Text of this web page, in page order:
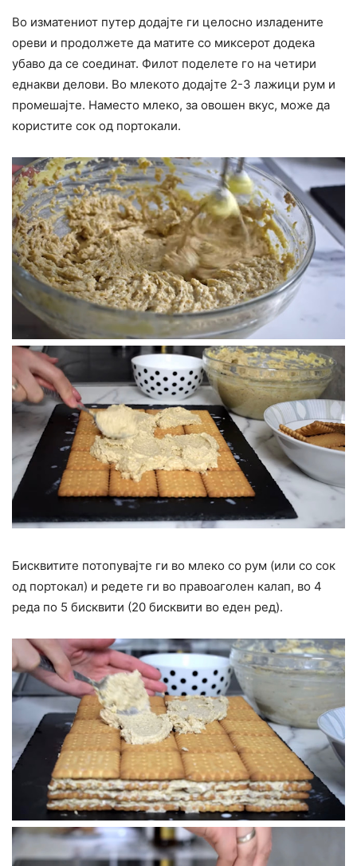
Во изматениот путер додајте ги целосно изладените
ореви и продолжете да матите со миксерот додека
убаво да се соединат. Филот поделете го на четири
еднакви делови. Во млекото додајте 2-3 лажици рум и
промешајте. Наместо млеко, за овошен вкус, може да
користите сок од портокали.
Бисквитите потопувајте ги во млеко со рум (или со сок
од портокал) и редете ги во правоаголен калап, во 4
реда по 5 бисквити (20 бисквити во еден ред).